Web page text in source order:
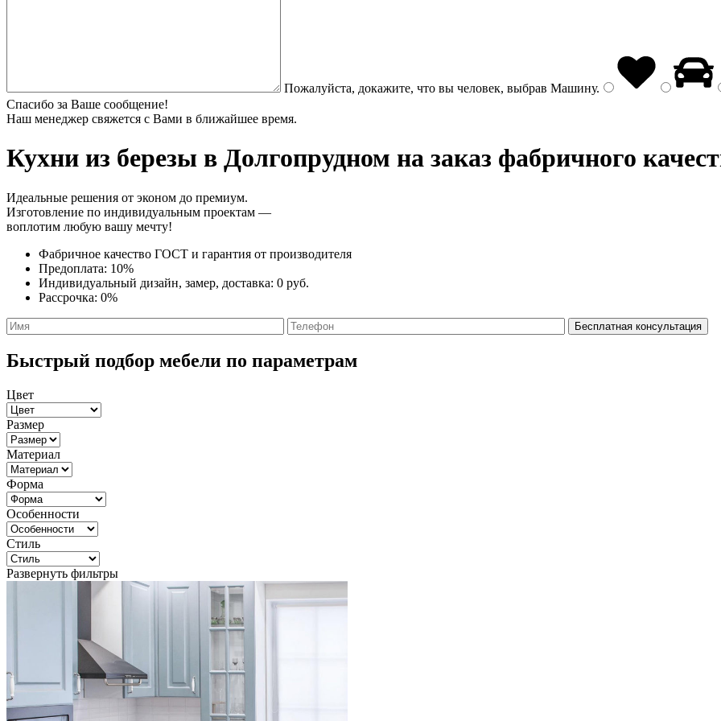
Пожалуйста, докажите, что вы человек, выбрав Машину.
Спасибо за Ваше сообщение!
Наш менеджер свяжется с Вами в ближайшее время.
Кухни из березы в Долгопрудном на заказ фабричного
Идеальные решения от эконом до премиум.
Изготовление по индивидуальным проектам —
воплотим любую вашу мечту!
Фабричное качество ГОСТ и гарантия от производителя
Предоплата: 10%
Индивидуальный дизайн, замер, доставка: 0 руб.
Рассрочка: 0%
Быстрый подбор мебели по параметрам
Цвет
Размер
Материал
Форма
Особенности
Стиль
Развернуть фильтры